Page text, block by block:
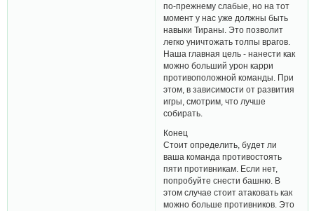
по-прежнему слабые, но на тот
момент у нас уже должны быть
навыки Тираны. Это позволит
легко уничтожать толпы врагов.
Наша главная цель - нанести как
можно больший урон карри
противоположной команды. При
этом, в зависимости от развития
игры, смотрим, что лучше
собирать.
Конец
Стоит определить, будет ли
ваша команда противостоять
пяти противникам. Если нет,
попробуйте снести башню. В
этом случае стоит атаковать как
можно больше противников. Это